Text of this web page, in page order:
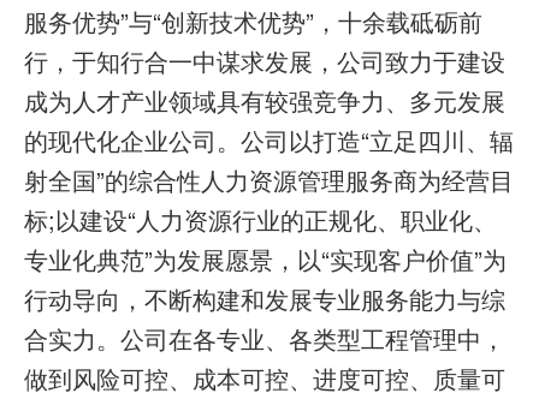
服务优势”与“创新技术优势”，十余载砥砺前
行，于知行合一中谋求发展，公司致力于建设
成为人才产业领域具有较强竞争力、多元发展
的现代化企业公司。公司以打造“立足四川、辐
射全国”的综合性人力资源管理服务商为经营目
标;以建设“人力资源行业的正规化、职业化、
专业化典范”为发展愿景，以“实现客户价值”为
行动导向，不断构建和发展专业服务能力与综
合实力。公司在各专业、各类型工程管理中，
做到风险可控、成本可控、进度可控、质量可